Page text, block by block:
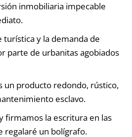
inmobiliaria impecable
turística y la demanda de
parte de urbanitas agobiados
un producto redondo, rústico,
esclavo.
firmamos la escritura en las
regalaré un bolígrafo.